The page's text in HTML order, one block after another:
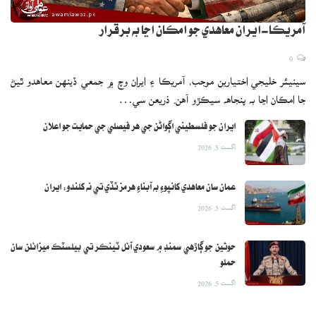
آمريڪا-ايران معاهدي جو امڪان اڃا به برقرار
سينيئر خليجي اختيارين موجب، آمريڪا ۽ ايران وچ ۾ جمعي ڏينهن معاهدو ٿيڻ
جا امڪان اڃا به پنجاهه سيڪڙو آهن. ذريعن سي…
ايران جو فلسطيني اڳواڻن جي هر فيصلي جي حمايت جو اعلان
اگست 5, 2026
عمان سان معاهدي کانپوءِ به آبناءِ هرمز ٿڏي تي نه کلندو: ايران
اگست 5, 2026
حوثين جو ڳاڙهي سمنڊ ۾ سعودي آئل ٽينڪر تي بيلسٽڪ ميزائلن سان
حملو
اگست 5, 2026